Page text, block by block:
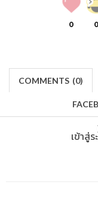
0 0
COMMENTS (0)
เข้าสู่